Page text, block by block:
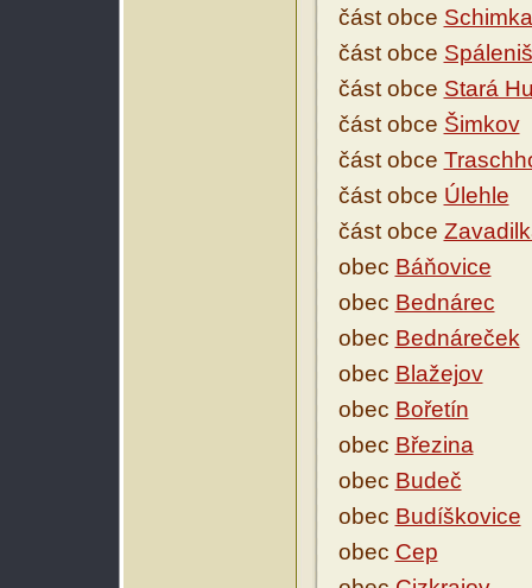
část obce
část obce
část obce Stará
část obce Šimkov
část obce
část obce Úlehle
část obce
obec Báňovice
obec Bednárec
obec Bednáreček
obec Blažejov
obec Bořetín
obec Březina
obec Budeč
obec Budíškovice
obec Cep